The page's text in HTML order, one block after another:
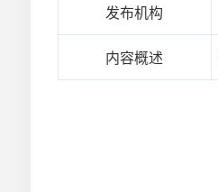
发布机构
内容概述